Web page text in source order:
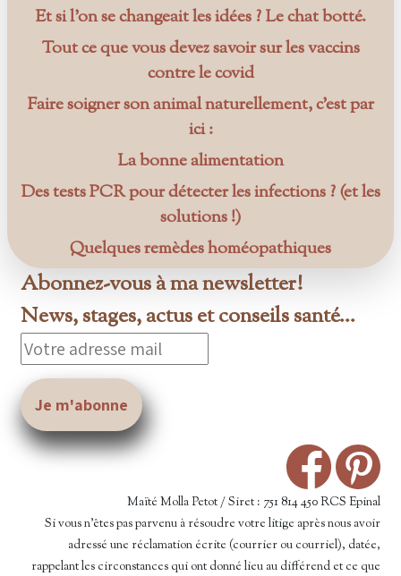
Et si l’on se changeait les idées ? Le chat botté.
Tout ce que vous devez savoir sur les vaccins
contre le covid
Faire soigner son animal naturellement, c’est par
ici :
La bonne alimentation
Des tests PCR pour détecter les infections ? (et les
solutions !)
Quelques remèdes homéopathiques
Abonnez-vous à ma newsletter!
News, stages, actus et conseils santé...
Maïté Molla Petot / Siret : 751 814 450 RCS Epinal
Si vous n’êtes pas parvenu à résoudre votre litige après nous avoir
adressé une réclamation écrite (courrier ou courriel), datée,
rappelant les circonstances qui ont donné lieu au différend et ce que